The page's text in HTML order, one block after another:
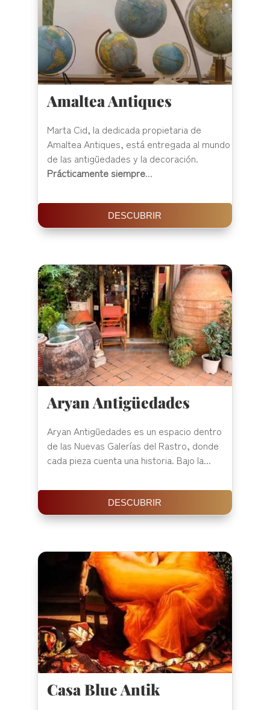
Amaltea Antiques
Marta Cid, la dedicada propietaria de
Amaltea Antiques, está entregada al mundo
de las antigüedades y la decoración.
Prácticamente siempre...
DESCUBRIR
Aryan Antigüedades
Aryan Antigüedades es un espacio dentro
de las Nuevas Galerías del Rastro, donde
cada pieza cuenta una historia. Bajo la...
DESCUBRIR
Casa Blue Antik